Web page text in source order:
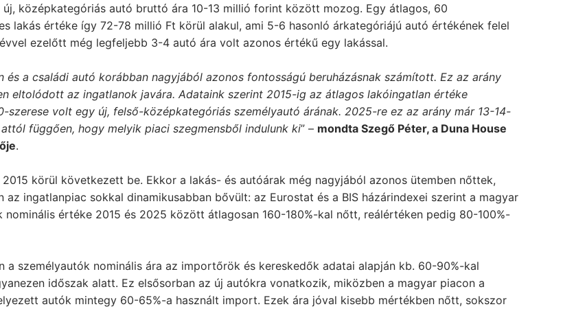
új, középkategóriás autó bruttó ára 10-13 millió forint között mozog. Egy átlagos, 60
lakás értéke így 72-78 millió Ft körül alakul, ami 5-6 hasonló árkategóriájú autó értékének felel
ezelőtt még legfeljebb 3-4 autó ára volt azonos értékű egy lakással.
és a családi autó korábban nagyjából azonos fontosságú beruházásnak számított. Ez az arány
eltolódott az ingatlanok javára. Adataink szerint 2015-ig az átlagos lakóingatlan értéke
szerese volt egy új, felső-középkategóriás személyautó árának. 2025-re ez az arány már 13-14-
függően, hogy melyik piaci szegmensből indulunk ki” – mondta Szegő Péter, a Duna House
.
körül következett be. Ekkor a lakás- és autóárak még nagyjából azonos ütemben nőttek,
az ingatlanpiac sokkal dinamikusabban bővült: az Eurostat és a BIS házárindexei szerint a magyar
nominális értéke 2015 és 2025 között átlagosan 160-180%-kal nőtt, reálértéken pedig 80-100%-
a személyautók nominális ára az importőrök és kereskedők adatai alapján kb. 60-90%-kal
időszak alatt. Ez elsősorban az új autókra vonatkozik, miközben a magyar piacon a
autók mintegy 60-65%-a használt import. Ezek ára jóval kisebb mértékben nőtt, sokszor